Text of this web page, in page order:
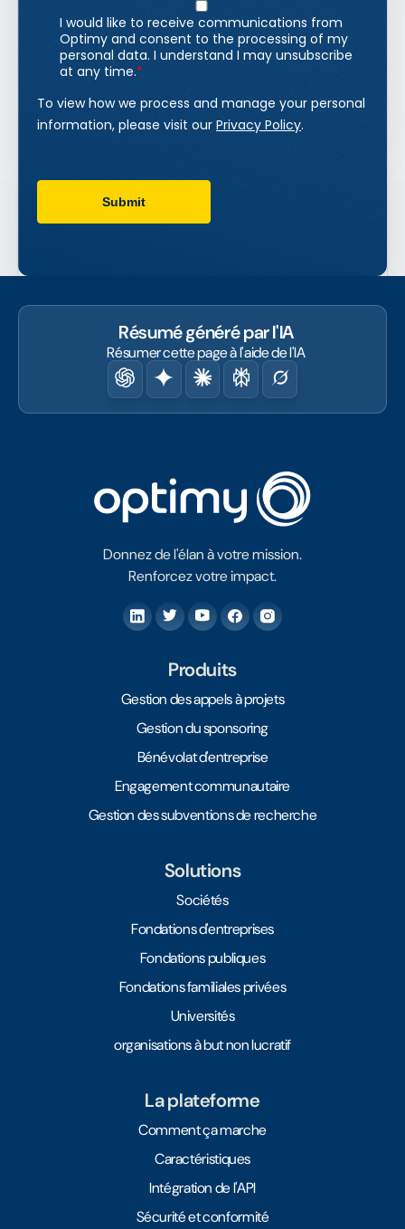
Résumé généré par l'IA
Résumer cette page à l'aide de l'IA
Donnez de l'élan à votre mission.
Renforcez votre impact.
Produits
Gestion des appels à projets
Gestion du sponsoring
Bénévolat d'entreprise
Engagement communautaire
Gestion des subventions de recherche
Solutions
Sociétés
Fondations d'entreprises
Fondations publiques
Fondations familiales privées
Universités
organisations à but non lucratif
La plateforme
Comment ça marche
Caractéristiques
Intégration de l'API
Sécurité et conformité